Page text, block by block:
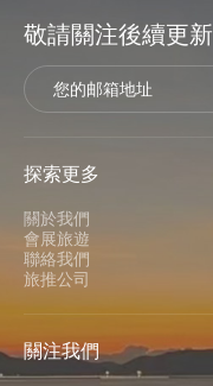
敬請關注後續更新
探索更多
關於我們
會展旅遊
聯絡我們
旅推公司
關注我們